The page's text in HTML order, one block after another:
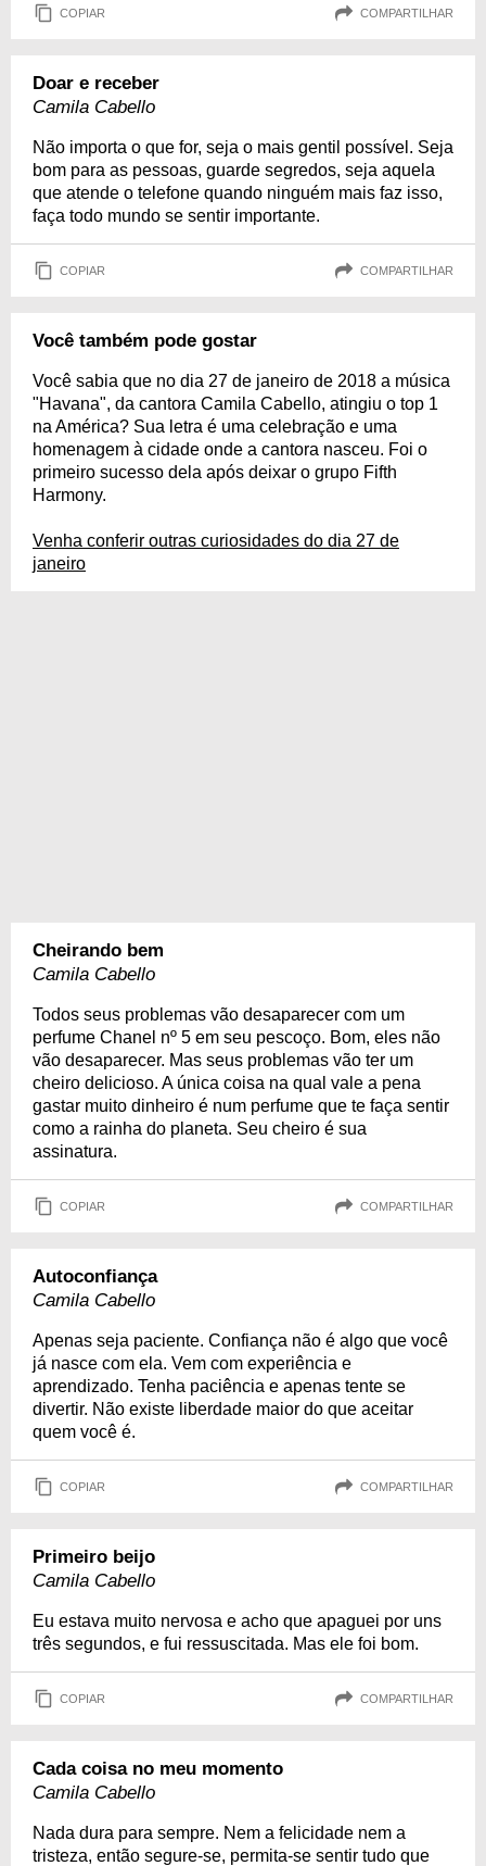
COPIAR COMPARTILHAR
Doar e receber
Camila Cabello
Não importa o que for, seja o mais gentil possível. Seja
bom para as pessoas, guarde segredos, seja aquela
que atende o telefone quando ninguém mais faz isso,
faça todo mundo se sentir importante.
COPIAR COMPARTILHAR
Você também pode gostar
Você sabia que no dia 27 de janeiro de 2018 a música
"Havana", da cantora Camila Cabello, atingiu o top 1
na América? Sua letra é uma celebração e uma
homenagem à cidade onde a cantora nasceu. Foi o
primeiro sucesso dela após deixar o grupo Fifth
Harmony.
Venha conferir outras curiosidades do dia 27 de
janeiro
Cheirando bem
Camila Cabello
Todos seus problemas vão desaparecer com um
perfume Chanel nº 5 em seu pescoço. Bom, eles não
vão desaparecer. Mas seus problemas vão ter um
cheiro delicioso. A única coisa na qual vale a pena
gastar muito dinheiro é num perfume que te faça sentir
como a rainha do planeta. Seu cheiro é sua
assinatura.
COPIAR COMPARTILHAR
Autoconfiança
Camila Cabello
Apenas seja paciente. Confiança não é algo que você
já nasce com ela. Vem com experiência e
aprendizado. Tenha paciência e apenas tente se
divertir. Não existe liberdade maior do que aceitar
quem você é.
COPIAR COMPARTILHAR
Primeiro beijo
Camila Cabello
Eu estava muito nervosa e acho que apaguei por uns
três segundos, e fui ressuscitada. Mas ele foi bom.
COPIAR COMPARTILHAR
Cada coisa no meu momento
Camila Cabello
Nada dura para sempre. Nem a felicidade nem a
tristeza, então segure-se, permita-se sentir tudo que